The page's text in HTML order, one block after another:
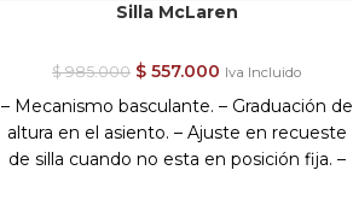
Silla McLaren
$985.000 $ 557.000 Iva Incluido
– Mecanismo basculante. – Graduación de
altura en el asiento. – Ajuste en recueste
de silla cuando no esta en posición fija. –